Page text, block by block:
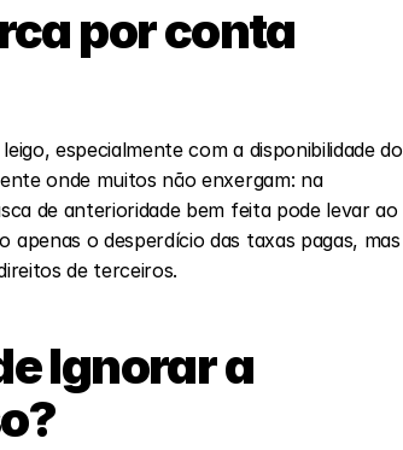
por conta
especialmente com a disponibilidade do
onde muitos não enxergam: na
de anterioridade bem feita pode levar ao
o desperdício das taxas pagas, mas
de terceiros.
Ignorar a